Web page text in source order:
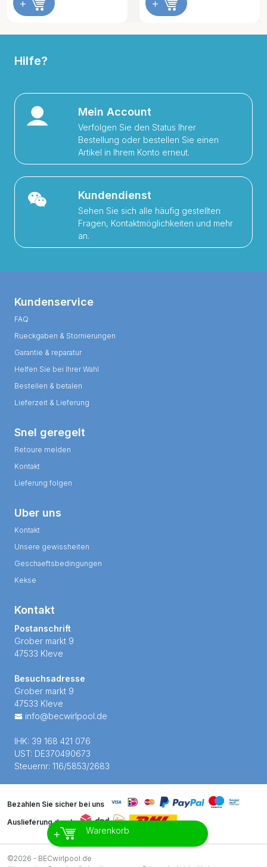
+ +
+ Warenkorb
Hilfe?
Mein Account
Verfolgen Sie den Status Ihrer
Bestellung oder bestellen Sie einen
Artikel in Ihrem Konto erneut.
Kundendienst
Sehen Sie sich alle häufig gestellten
Fragen, Kontaktmöglichkeiten und mehr
an.
Kundenservice
FAQ
Rueckgaben & Stornierungen
Garantie & reparatur
Helfen Sie bei Ihrer Wahl
Bestellen & betalen
Lieferzeit & Lieferung
Snel geregelt
Retoure melden
Kontakt
Lieferung folgen
Uber uns
Kontakt
Unsere gewissheiten
Geschaeftsbedingungen
Kekse
Kontakt
Postanschrift
Grober markt 9
47533 Kleve
Besuchsadresse
Grober markt 9
47533 Kleve
info@becwirlpool.de
IHK: 39 168 421 076
UST: DE370490673
Steuernr: 116/5853/2683
Bezahlen Sie sicher bei uns
Auslieferung durch
©2026 - BECwirlpool.de